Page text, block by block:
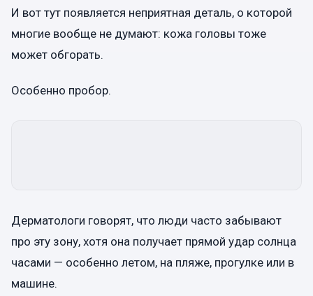
И вот тут появляется неприятная деталь, о которой
многие вообще не думают: кожа головы тоже
может обгорать.
Особенно пробор.
Дерматологи говорят, что люди часто забывают
про эту зону, хотя она получает прямой удар солнца
часами — особенно летом, на пляже, прогулке или в
машине.